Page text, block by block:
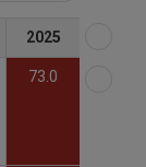
2025
73.0